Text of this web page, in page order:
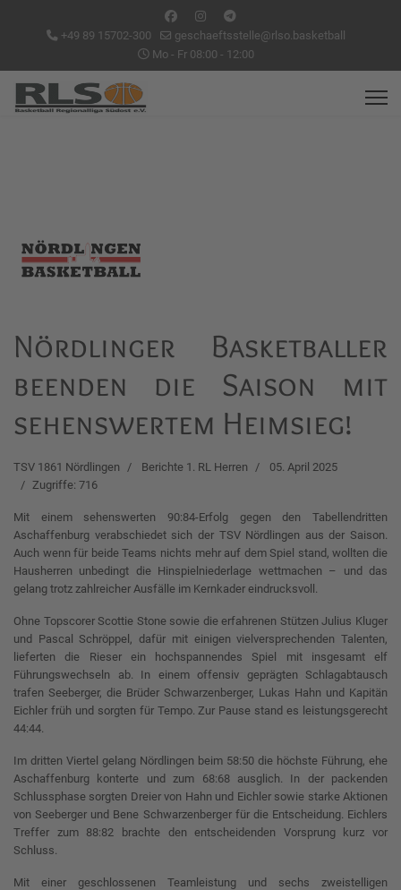
+49 89 15702-300
geschaeftsstelle@rlso.basketball
Mo - Fr 08:00 - 12:00
Nördlinger Basketballer
beenden die Saison mit
sehenswertem Heimsieg!
TSV 1861 Nördlingen Berichte 1. RL Herren
05. April 2025
Zugriffe: 716
Mit einem sehenswerten 90:84-Erfolg gegen den Tabellendritten
Aschaffenburg verabschiedet sich der TSV Nördlingen aus der Saison.
Auch wenn für beide Teams nichts mehr auf dem Spiel stand, wollten die
Hausherren unbedingt die Hinspielniederlage wettmachen – und das
gelang trotz zahlreicher Ausfälle im Kernkader eindrucksvoll.
Ohne Topscorer Scottie Stone sowie die erfahrenen Stützen Julius Kluger
und Pascal Schröppel, dafür mit einigen vielversprechenden Talenten,
lieferten die Rieser ein hochspannendes Spiel mit insgesamt elf
Führungswechseln ab. In einem offensiv geprägten Schlagabtausch
trafen Seeberger, die Brüder Schwarzenberger, Lukas Hahn und Kapitän
Eichler früh und sorgten für Tempo. Zur Pause stand es leistungsgerecht
44:44.
Im dritten Viertel gelang Nördlingen beim 58:50 die höchste Führung, ehe
Aschaffenburg konterte und zum 68:68 ausglich. In der packenden
Schlussphase sorgten Dreier von Hahn und Eichler sowie starke Aktionen
von Seeberger und Bene Schwarzenberger für die Entscheidung. Eichlers
Treffer zum 88:82 brachte den entscheidenden Vorsprung kurz vor
Schluss.
Mit einer geschlossenen Teamleistung und sechs zweistelligen